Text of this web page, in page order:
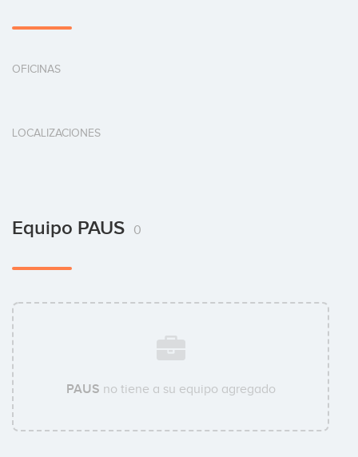
OFICINAS
LOCALIZACIONES
Equipo PAUS 0
PAUS no tiene a su equipo agregado